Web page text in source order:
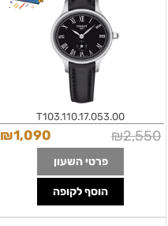
Ora Watch
T103.110.17.053.00
₪2,550
₪1,090
פרטי השעון
הוסף לקופה